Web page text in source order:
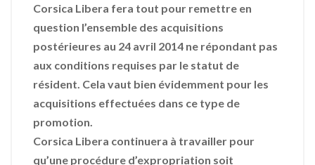
Corsica Libera fera tout pour remettre en
question l’ensemble des acquisitions
postérieures au 24 avril 2014 ne répondant pas
aux conditions requises par le statut de
résident. Cela vaut bien évidemment pour les
acquisitions effectuées dans ce type de
promotion.
Corsica Libera continuera à travailler pour
qu’une procédure d’expropriation soit